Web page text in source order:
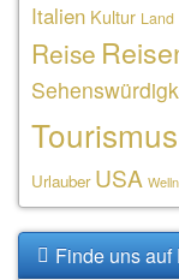
Italien Kultur Land
Reise
Tourismus
Urlauber USA
Finde uns auf